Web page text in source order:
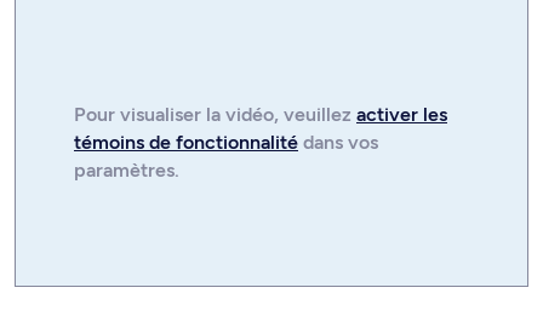
Pour visualiser la vidéo, veuillez activer les
témoins de fonctionnalité dans vos
paramètres.